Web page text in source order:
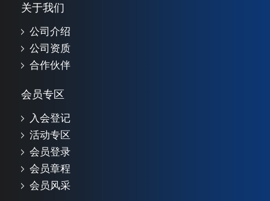
关于我们
公司介绍
公司资质
合作伙伴
会员专区
入会登记
活动专区
会员登录
会员章程
会员风采